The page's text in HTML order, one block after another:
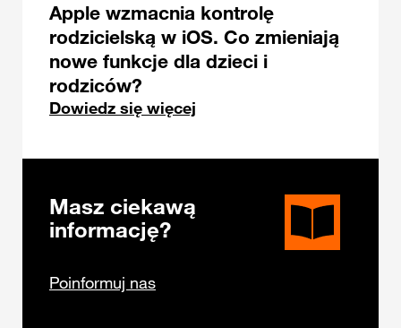
Apple wzmacnia kontrolę
rodzicielską w iOS. Co zmieniają
nowe funkcje dla dzieci i
rodziców?
Dowiedz się więcej
Masz ciekawą
informację?
Poinformuj nas